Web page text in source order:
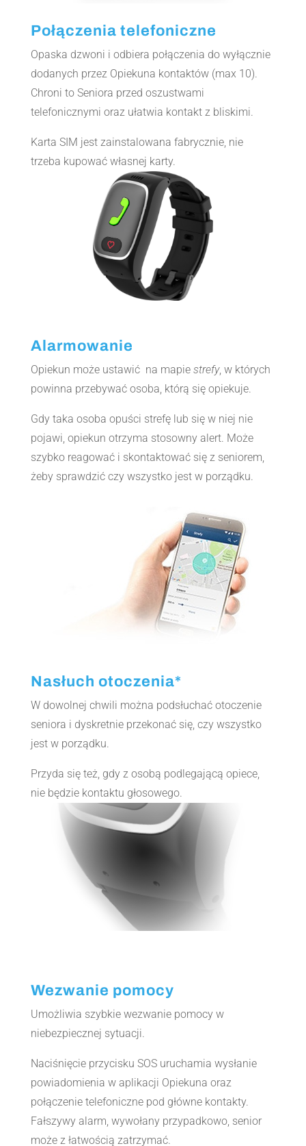
Połączenia telefoniczne
Opaska dzwoni i odbiera połączenia do wyłącznie
dodanych przez Opiekuna kontaktów (max 10).
Chroni to Seniora przed oszustwami
telefonicznymi oraz ułatwia kontakt z bliskimi.
Karta SIM jest zainstalowana fabrycznie, nie
trzeba kupować własnej karty.
Alarmowanie
Opiekun może ustawić na mapie strefy, w których
powinna przebywać osoba, którą się opiekuje.
Gdy taka osoba opuści strefę lub się w niej nie
pojawi, opiekun otrzyma stosowny alert. Może
szybko reagować i skontaktować się z seniorem,
żeby sprawdzić czy wszystko jest w porządku.
Nasłuch otoczenia*
W dowolnej chwili można podsłuchać otoczenie
seniora i dyskretnie przekonać się, czy wszystko
jest w porządku.
Przyda się też, gdy z osobą podlegającą opiece,
nie będzie kontaktu głosowego.
Wezwanie pomocy
Umożliwia szybkie wezwanie pomocy w
niebezpiecznej sytuacji.
Naciśnięcie przycisku SOS uruchamia wysłanie
powiadomienia w aplikacji Opiekuna oraz
połączenie telefoniczne pod główne kontakty.
Fałszywy alarm, wywołany przypadkowo, senior
może z łatwością zatrzymać.